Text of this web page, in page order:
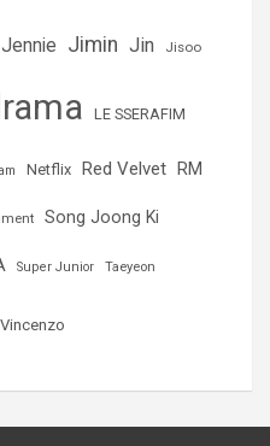
Jennie Jimin Jin Jisoo
LE SSERAFIM
Netflix Red Velvet RM
Song Joong Ki
Super Junior Taeyeon
Vincenzo